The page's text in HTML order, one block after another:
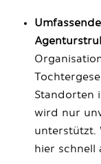
Standorten
wird nur
unterstützt.
hier schnell